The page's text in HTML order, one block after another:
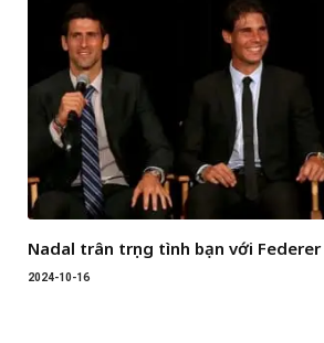
Nadal trân trọng tình bạn với
2024-10-16